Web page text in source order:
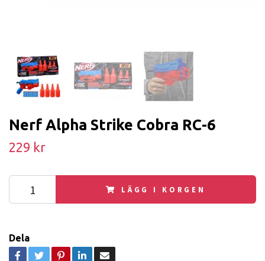
Nerf Alpha Strike Cobra RC-6
229 kr
LÄGG I KORGEN
Dela